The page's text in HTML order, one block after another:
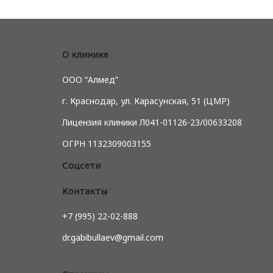
О клинике
ООО “Алмед”
г. Краснодар, ул. Карасунская, 51 (ЦМР)
Лицензия клиники Л041-01126-23/00633208
ОГРН 1132309003155
Соцсети
Контакты
+7 (995) 22-02-888
dr.gabibullaev@gmail.com